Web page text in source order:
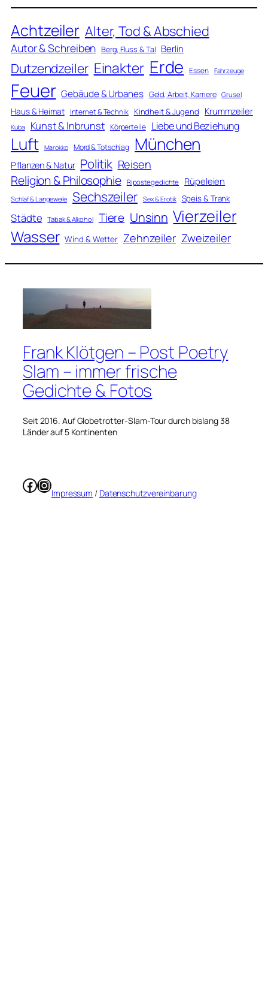
Achtzeiler Alter, Tod & Abschied
Autor & Schreiben Berg, Fluss & Tal Berlin
Dutzendzeiler Einakter Erde Essen Fahrzeuge
Feuer Gebäude & Urbanes Geld, Arbeit, Karriere Grusel
Haus & Heimat Internet & Technik Kindheit & Jugend Krummzeiler
Kuba Kunst & Inbrunst Körperteile Liebe und Beziehung
Luft Marokko Mord & Totschlag München
Pflanzen & Natur Politik Reisen
Religion & Philosophie Ripostegedichte Rüpeleien
Schlaf & Langeweile Sechszeiler Sex & Erotik Speis & Trank
Städte Tabak & Alkohol Tiere Unsinn Vierzeiler
Wasser Wind & Wetter Zehnzeiler Zweizeiler
Frank Klötgen – Post Poetry
Slam – immer frische
Gedichte & Fotos
Seit 2016. Auf Globetrotter-Slam-Tour durch bislang 38
Länder auf 5 Kontinenten
Facebook
Instagram
Impressum / Datenschutzvereinbarung